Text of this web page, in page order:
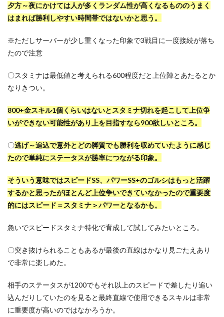
夕方～夜にかけては人が多くランダム性が高くなるもののうまく
はまれば勝利しやすい時間帯ではないかと思う。
※ただしサーバーが少し重くなった印象で3戦目に一度接続が落ち
たので注意
〇スタミナは最低値と考えられる600程度だと上位陣とあたるとか
なりきつい。
800+金スキル1個くらいはないとスタミナ切れを起こして上位争
いができない可能性があり上を目指すなら900欲しいところ。
〇逃げ～追込で意外とどの脚質でも勝利を収めていたように感じ
たので単純にステータスが勝率につながる印象。
そういう意味ではスピードSS、パワーSS+のゴルシはもっと活躍
するかと思ったがほとんど上位争いできていなかったので重要度
的にはスピード＝スタミナ＞パワーとなるかも。
急いでスピードスタミナ特化で育成して試してみたいところ。
〇突き抜けられることもあるが最後の直線はかなり見ごたえあり
で非常に楽しめた。
相手のステータスが1200でもそれ以上のスピードで差したり追い
込んだりしていたのを見ると最終直線で使用できるスキルは非常
に重要度が高いのではなかろうか。